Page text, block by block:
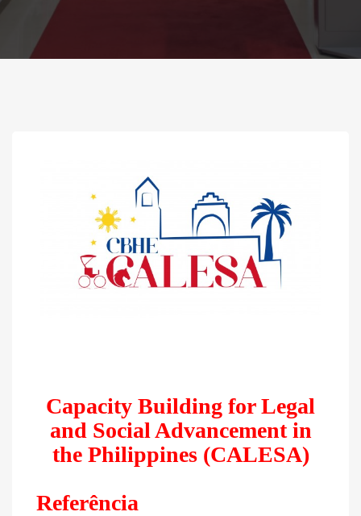
Capacity Building for Legal
and Social Advancement in
the Philippines (CALESA)
Referência